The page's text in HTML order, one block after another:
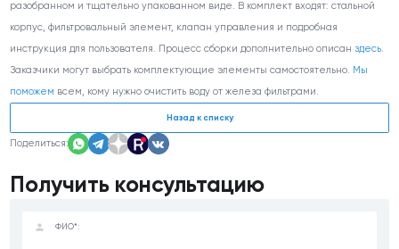
разобранном и тщательно упакованном виде. В комплект входят: стальной
корпус, фильтровальный элемент, клапан управления и подробная
инструкция для пользователя. Процесс сборки дополнительно описан здесь.
Заказчики могут выбрать комплектующие элементы самостоятельно. Мы
поможем всем, кому нужно очистить воду от железа фильтрами.
Назад к списку
Поделиться:
Получить консультацию